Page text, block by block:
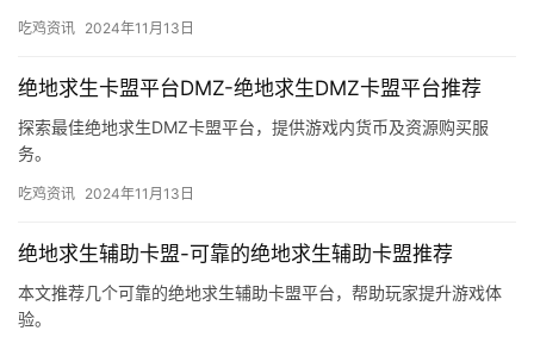
吃鸡资讯 2024年11月13日
绝地求生卡盟平台DMZ-绝地求生DMZ卡盟平台推荐
探索最佳绝地求生DMZ卡盟平台，提供游戏内货币及资源购买服
务。
吃鸡资讯 2024年11月13日
绝地求生辅助卡盟-可靠的绝地求生辅助卡盟推荐
本文推荐几个可靠的绝地求生辅助卡盟平台，帮助玩家提升游戏体
验。